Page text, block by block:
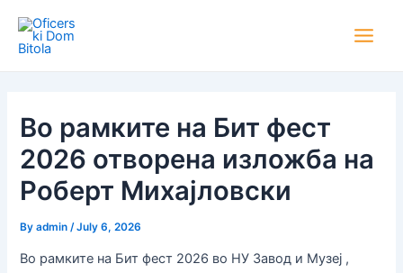
content
Во рамките на Бит фест
2026 отворена изложба на
Роберт Михајловски
Byadmin /July 6, 2026
Во рамките на Бит фест 2026 во НУ Завод и Музеј ,
navigation